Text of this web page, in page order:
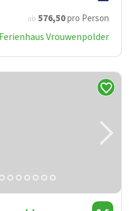
ab 576,50pro Person
Ferienhaus Vrouwenpolder